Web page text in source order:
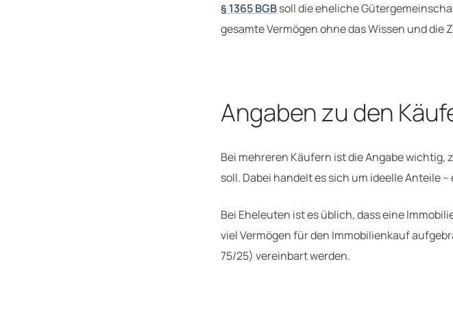
§ 1365 BGBsoll die eheliche
gesamte Vermögen ohne das Wissen und
Angaben zu den
Bei mehreren Käufern ist die Angabe
soll. Dabei handelt es sich um ideelle Anteile
Bei Eheleuten ist es üblich, dass eine
viel Vermögen für den Immobilienkauf
75/25) vereinbart werden.